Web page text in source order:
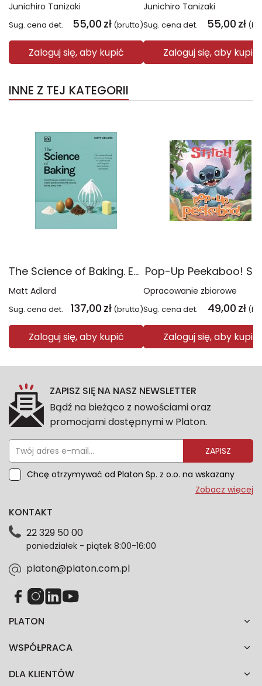
Junichiro Tanizaki
Sug. cena det. 55,00 zł (brutto)
Zaloguj się, aby kupić
Junichiro Tanizaki
Sug. cena det. 55,00 zł
Zaloguj się, aby kupić
INNE Z TEJ KATEGORII
The Science of Baking. Everything You Need to Know to Create Perfect Sweet and Savoury Bakes, Every Time
Matt Adlard
Sug. cena det. 137,00 zł (brutto)
Zaloguj się, aby kupić
Pop-Up Peekaboo!
Opracowanie zbiorowe
Sug. cena det. 49,00 zł
Zaloguj się, aby kupić
ZAPISZ SIĘ NA NASZ NEWSLETTER
Bądź na bieżąco z nowościami oraz
promocjami dostępnymi w Platon.
ZAPISZ
Chcę otrzymywać od Platon Sp. z o.o. na wskazany
przeze mnie adres e-mail informacje marketingowe
dotyczące danych osobowych znajdziesz w naszej
każdym czasie. Wycofanie zgody nie wpłynie na
zgodność z prawem przetwarzania dokonanego przed
Zobacz więcej
PLATON
WSPÓŁPRACA
DLA KLIENTÓW
KONTAKT
22 329 50 00
poniedziałek - piątek 8:00-16:00
platon@platon.com.pl